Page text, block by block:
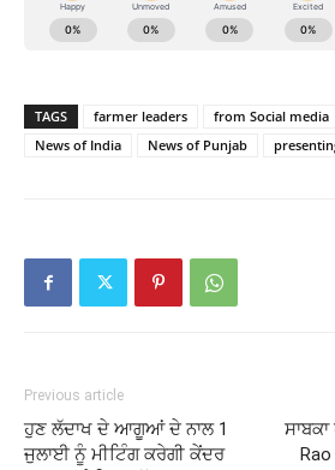
TAGS farmer leaders from Social media
News of India
News of Punjab
Previous article
ਹੁਣ ਲੱਦਾਖ ਦੇ ਆਗੂਆਂ ਦੇ ਨਾਲ 1
ਜੁਲਾਈ ਨੂੰ ਮੀਟਿੰਗ ਕਰੇਗੀ ਕੇਂਦਰ